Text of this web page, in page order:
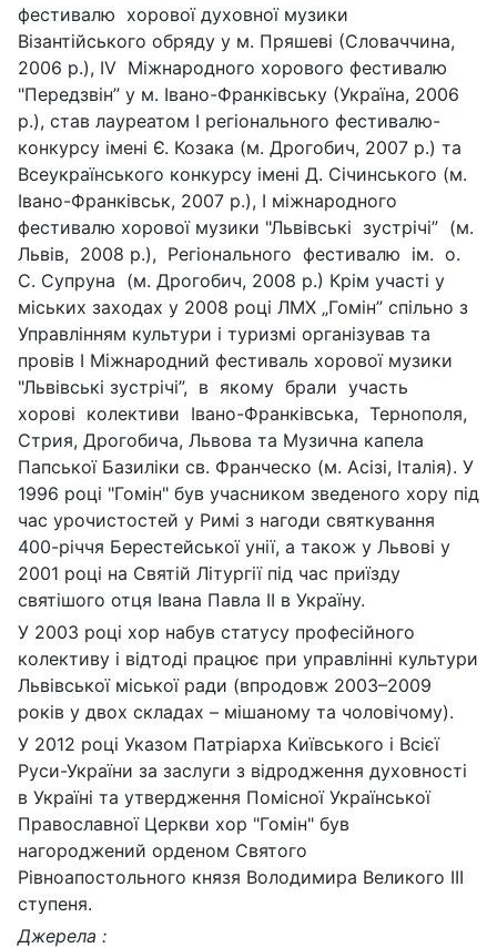
фестивалю хорової духовної музики
Візантійського обряду у м. Пряшеві (Словаччина,
2006 р.), ІV Міжнародного хорового фестивалю
"Передзвін” у м. Івано-Франківську (Україна, 2006
р.), став лауреатом І регіонального фестивалю-
конкурсу імені Є. Козака (м. Дрогобич, 2007 р.) та
Всеукраїнського конкурсу імені Д. Січинського (м.
Івано-Франківськ, 2007 р.), І міжнародного
фестивалю хорової музики "Львівські зустрічі” (м.
Львів, 2008 р.), Регіонального фестивалю ім. о.
С. Супруна (м. Дрогобич, 2008 р.) Крім участі у
міських заходах у 2008 році ЛМХ „Гомін” спільно з
Управлінням культури і туризмі організував та
провів І Міжнародний фестиваль хорової музики
"Львівські зустрічі”, в якому брали участь
хорові колективи Івано-Франківська, Тернополя,
Стрия, Дрогобича, Львова та Музична капела
Папської Базиліки св. Франческо (м. Асізі, Італія). У
1996 році "Гомін" був учасником зведеного хору під
час урочистостей у Римі з нагоди святкування
400-річчя Берестейської унії, а також у Львові у
2001 році на Святій Літургії під час приїзду
святішого отця Івана Павла ІІ в Україну.
У 2003 році хор набув статусу професійного
колективу і відтоді працює при управлінні культури
Львівської міської ради (впродовж 2003–2009
років у двох складах – мішаному та чоловічому).
У 2012 році Указом Патріарха Київського і Всієї
Руси-України за заслуги з відродження духовності
в Україні та утвердження Помісної Української
Православної Церкви хор "Гомін" був
нагороджений орденом Святого
Рівноапостольного князя Володимира Великого ІІІ
ступеня.
Джерела :